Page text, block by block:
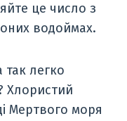
це число з
водоймах.
легко
Хлористий
Мертвого моря